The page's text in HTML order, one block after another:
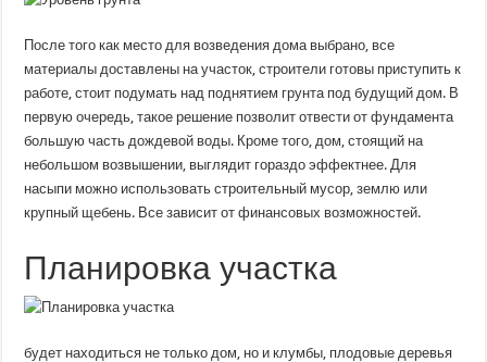
После того как место для возведения дома выбрано, все
материалы доставлены на участок, строители готовы приступить к
работе, стоит подумать над поднятием грунта под будущий дом. В
первую очередь, такое решение позволит отвести от фундамента
большую часть дождевой воды. Кроме того, дом, стоящий на
небольшом возвышении, выглядит гораздо эффектнее. Для
насыпи можно использовать строительный мусор, землю или
крупный щебень. Все зависит от финансовых возможностей.
Планировка участка
будет находиться не только дом, но и клумбы, плодовые деревья